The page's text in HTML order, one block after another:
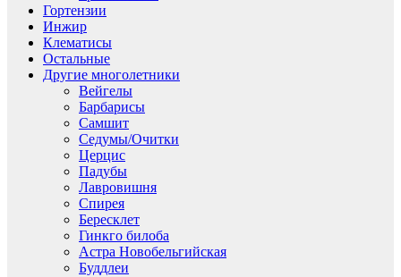
Гортензии
Инжир
Клематисы
Остальные
Другие многолетники
Вейгелы
Барбарисы
Самшит
Седумы/Очитки
Церцис
Падубы
Лавровишня
Спирея
Бересклет
Гинкго билоба
Астра Новобельгийская
Буддлеи